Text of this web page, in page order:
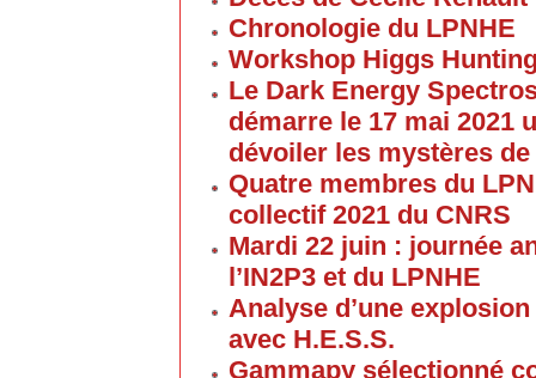
Chronologie du LPNHE
Workshop Higgs
Le Dark Energy
démarre le 17 mai 2021
dévoiler les mystères de
Quatre membres du
collectif 2021 du CNRS
Mardi 22 juin : journée
l’IN2P3 et du LPNHE
Analyse d’une
avec H.E.S.S.
Gammapy sélectionné